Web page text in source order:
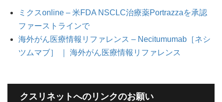
ミクスonline – 米FDA NSCLC治療薬Portrazzaを承認
ファーストラインで
海外がん医療情報リファレンス – Necitumumab［ネシ
ツムマブ］ ｜ 海外がん医療情報リファレンス
クスリネットへのリンクのお願い